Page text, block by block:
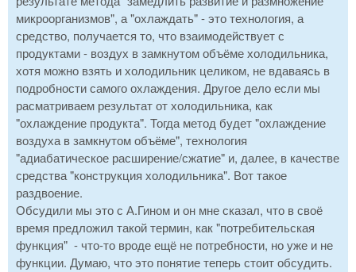
микроорганизмов", а "охлаждать" - это технология, а
средство, получается то, что взаимодействует с
продуктами - воздух в замкнутом объёме холодильника,
хотя можно взять и холодильник целиком, не вдаваясь в
подробности самого охлаждения. Другое дело если мы
расматриваем результат от холодильника, как
"охлаждение продукта". Тогда метод будет "охлаждение
воздуха в замкнутом объёме", технология
"адиабатическое расширение/сжатие" и, далее, в качестве
средства "конструкция холодильника". Вот такое
раздвоение.
Обсудили мы это с А.Гином и он мне сказал, что в своё
время предложил такой термин, как "потребительская
функция" - что-то вроде ещё не потребности, но уже и не
функции. Думаю, что это понятие теперь стоит обсудить.